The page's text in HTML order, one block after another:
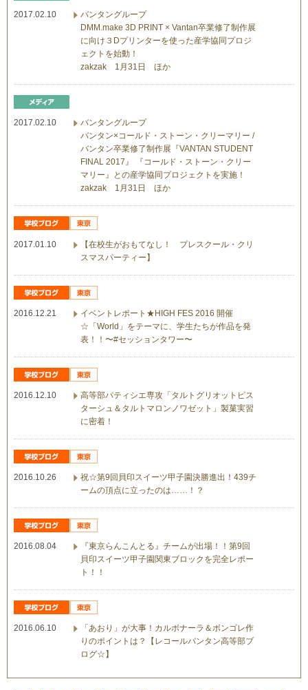
2017.02.10
バンタングループ
DMM.make 3D PRINT × Vantan卒業修了制作展
に向け３Dプリンターを使った産学協同プロジ
ェクトを始動！
zakzak 1月31日 ほか
2017.02.10
バンタングループ
バンタン×コールド・ストーン・クリーマリー /
バンタン卒業修了制作展『VANTAN STUDENT
FINAL 2017』 『コールド・ストーン・クリー
マリー』との産学協同プロジェクトを実施！
zakzak 1月31日 ほか
2017.01.10
【在校生がおもてなし！ プレスクール・クリ
スマスパーティー】
2016.12.21
イベントレポート★HIGH FES 2016 開催
☆「World」をテーマに、学生たちが作品を発
表！！〜#セッションタワー〜
2016.12.10
高等部パティシエ専攻「タルトグリオットピス
ターシュ＆タルトマロンノワゼット」製菓実習
に密着！
2016.10.26
祝☆第9回貝印スイーツ甲子園決勝進出！439チ
ームの頂点に立ったのは……！？
2016.08.04
『東京らんこんとる』チームが出場！！第9回
貝印スイーツ甲子園関東ブロックを完全レポー
ト！！
2016.06.10
「あおり」が大事！カルボナーラ＆ボンゴレ作
りのポイントは？【レコールバンタン高等部ブ
ログ☆】